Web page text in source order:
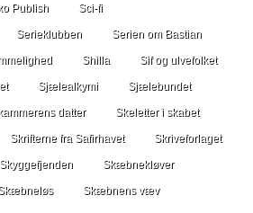
Publish Sci-fi
Serieklubben Serien om Bastian
Shilla Sif og ulvefolket
Sjælealkymi Sjælebundet
datter Skeletter i skabet
Skrifterne fra Safirhavet Skriveforlaget
Skyggefjenden Skæbnekløver
Skæbneløs Skæbnens væv